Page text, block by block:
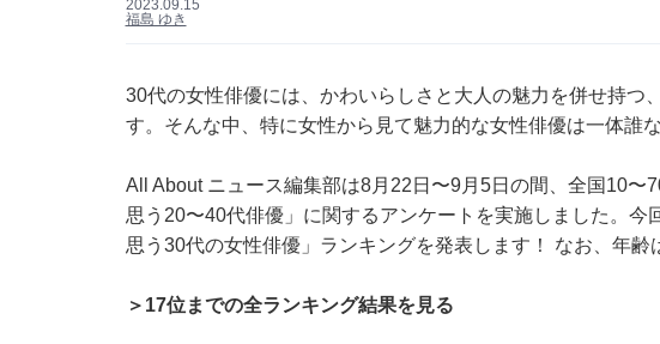
2023.09.15
福島 ゆき
30代の女性俳優には、かわいらしさと大人の魅力を併せ持つ
す。そんな中、特に女性から見て魅力的な女性俳優は一体誰な
All About ニュース編集部は8月22日〜9月5日の間、全国10〜
思う20〜40代俳優」に関するアンケートを実施しました。今
思う30代の女性俳優」ランキングを発表します！ なお、年齢
＞17位までの全ランキング結果を見る